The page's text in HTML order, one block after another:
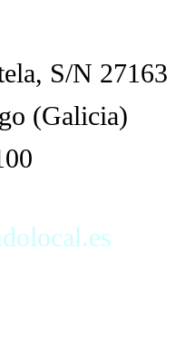
, S/N 27163
(Galicia)